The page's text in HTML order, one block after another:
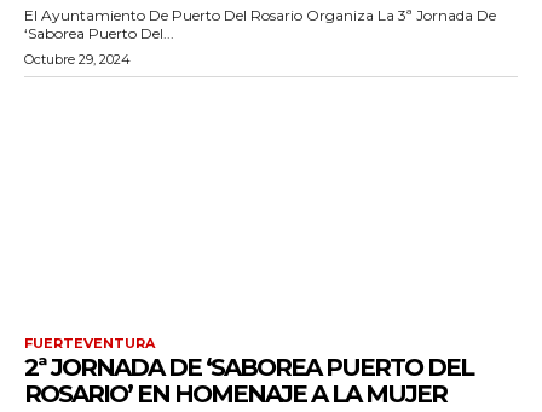
El Ayuntamiento De Puerto Del Rosario Organiza La 3ª Jornada De
‘Saborea Puerto Del...
Octubre 29, 2024
FUERTEVENTURA
2ª JORNADA DE ‘SABOREA PUERTO DEL
ROSARIO’ EN HOMENAJE A LA MUJER